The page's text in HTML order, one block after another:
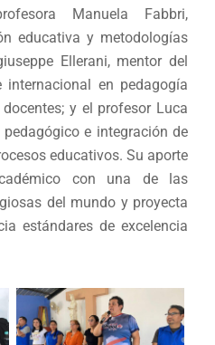
Manuela Fabbri,
educativa y metodologías
Ellerani, mentor del
internacional en pedagogía
y el profesor Luca
pedagógico e integración de
educativos. Su aporte
con una de las
del mundo y proyecta
estándares de excelencia